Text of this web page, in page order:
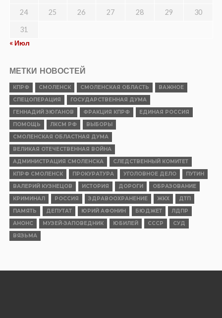
24 25 26 27 28 29 30
31
« Июл
МЕТКИ НОВОСТЕЙ
КПРФ СМОЛЕНСК СМОЛЕНСКАЯ ОБЛАСТЬ
ВАЖНОЕ
СПЕЦОПЕРАЦИЯ
ГОСУДАРСТВЕННАЯ ДУМА
ГЕННАДИЙ ЗЮГАНОВ
ФРАКЦИЯ КПРФ
ЕДИНАЯ РОССИЯ
ПОМОЩЬ
ЛКСМ РФ
ВЫБОРЫ
СМОЛЕНСКАЯ ОБЛАСТНАЯ ДУМА
ВЕЛИКАЯ ОТЕЧЕСТВЕННАЯ ВОЙНА
АДМИНИСТРАЦИЯ СМОЛЕНСКА
СЛЕДСТВЕННЫЙ КОМИТЕТ
КПРФ СМОЛЕНСК
ПРОКУРАТУРА УГОЛОВНОЕ ДЕЛО
ПУТИН
ВАЛЕРИЙ КУЗНЕЦОВ
ИСТОРИЯ ДОРОГИ
ОБРАЗОВАНИЕ
КРИМИНАЛ
РОССИЯ ЗДРАВООХРАНЕНИЕ ЖКХ
ДТП
ПАМЯТЬ
ДЕПУТАТ ЮРИЙ АФОНИН БЮДЖЕТ
ЛДПР
АНОНС
МУЗЕЙ-ЗАПОВЕДНИК ЮБИЛЕЙ СССР
СУД
ВЯЗЬМА